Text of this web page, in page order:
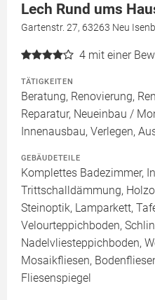
Lech Rund ums
Gartenstr. 27, 63263 Neu
4 mit einer
TÄTIGKEITEN
Beratung, Renovierung,
Reparatur, Neueinbau /
Innenausbau, Verlegen,
GEBÄUDETEILE
Komplettes Badezimmer,
Trittschalldämmung,
Steinoptik, Lamparkett,
Velourteppichboden,
Nadelvliesteppichboden,
Mosaikfliesen,
Fliesenspiegel